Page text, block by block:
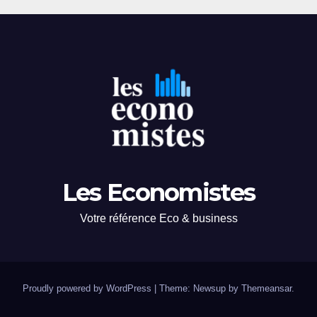
Les Economistes
Votre référence Eco & business
Proudly powered by WordPress Theme: Newsup by Themeansar.